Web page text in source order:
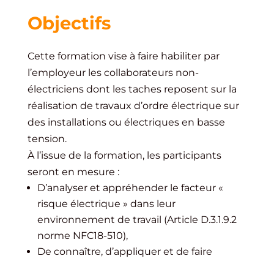
Objectifs
Cette formation vise à faire habiliter par
l’employeur les collaborateurs non-
électriciens dont les taches reposent sur la
réalisation de travaux d’ordre électrique sur
des installations ou électriques en basse
tension.
À l’issue de la formation, les participants
seront en mesure :
D’analyser et appréhender le facteur «
risque électrique » dans leur
environnement de travail (Article D.3.1.9.2
norme NFC18-510),
De connaître, d’appliquer et de faire